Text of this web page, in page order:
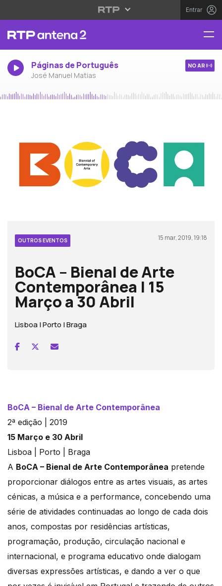
Entrar
Páginas de Português
José Manuel Matias
NO AR
OUTROS EVENTOS 15 mar, 2019, 19:18
BoCA – Bienal de Arte
Contemporânea | 15
Março a 30 Abril
Lisboa | Porto | Braga
BoCA – Bienal de Arte Contemporânea
2ª edição | 2019
15 Março e 30 Abril
Lisboa | Porto | Braga
A BoCA – Bienal de Arte Contemporânea pretende
proporcionar diálogos entre as artes visuais, as artes
cénicas, a música e a performance, concebendo uma
série de atividades continuadas ao longo de cada dois
anos, compostas por residências artísticas,
programação, produção, circulação nacional e
internacional, e programa educativo onde dialogam
diversas expressões artísticas, e dando a ver o que